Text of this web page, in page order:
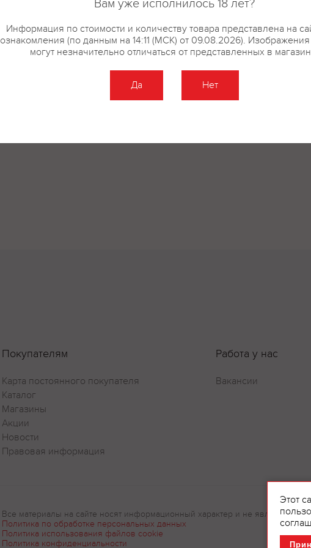
Покупателям
Карта постоянного покупателя
Каталог
Магазины
Акции
Новости
Правовая информация
Работа у нас
Вакансии
Все материалы на сайте носят информационный характер и не являются
Политика по обработке персональных данных
Политика использования файлов cookie
Политика конфиденциальности
Этот
Вам уже исполнилось 18 лет?
Информация по стоимости и количеству товара представлена на
ознакомления (по данным на 14:11 (МСК) от 09.08.2026). Изображения
могут незначительно отличаться от представленных в
Да Нет